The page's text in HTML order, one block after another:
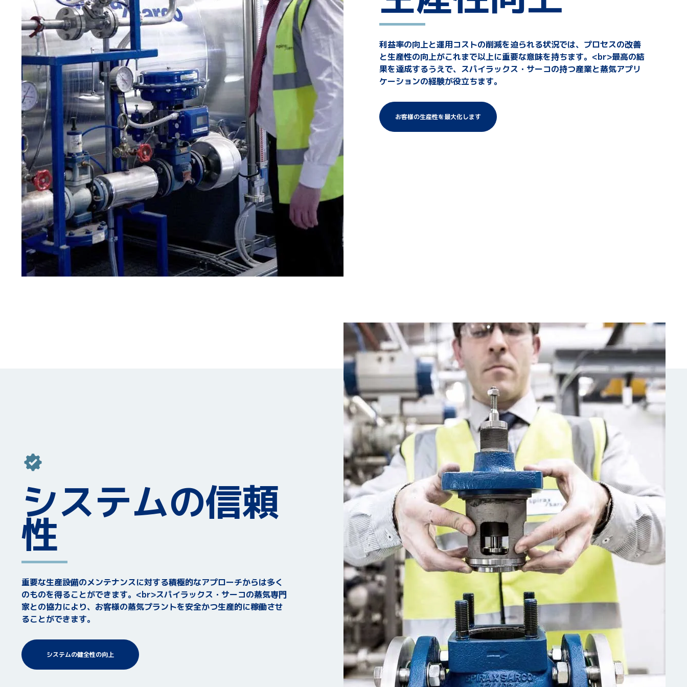
利益率の向上と運用コストの削減を迫られる状況では、プロセスの改善
と生産性の向上がこれまで以上に重要な意味を持ちます。<br>最高の結
果を達成するうえで、スパイラックス・サーコの持つ産業と蒸気アプリ
ケーションの経験が役立ちます。
お客様の生産性を最大化します
システムの信頼
性
重要な生産設備のメンテナンスに対する積極的なアプローチからは多く
のものを得ることができます。<br>スパイラックス・サーコの蒸気専門
家との協力により、お客様の蒸気プラントを安全かつ生産的に稼働させ
ることができます。
システムの健全性の向上